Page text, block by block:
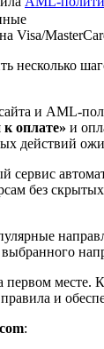
Visa/
несколько
и AML-
оплате» и
действий
сервис
без
первом
и
: